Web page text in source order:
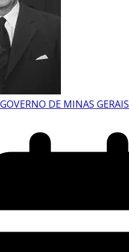
GOVERNO DE MINAS GERAIS